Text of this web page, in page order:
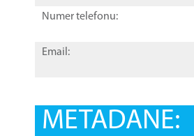
Numer telefonu:
Email:
METADANE: